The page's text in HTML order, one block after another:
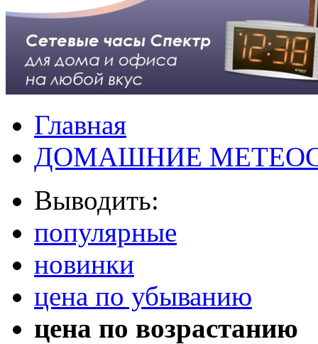
Главная
ДОМАШНИЕ
Выводить:
популярные
новинки
цена по убыванию
цена по возрастанию